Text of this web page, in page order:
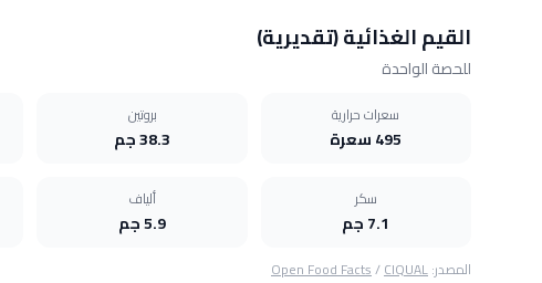
القيم الغذائية (تقديرية)
للحصة الواحدة
سعرات حرارية
495 سعرة
بروتين
38.3 جم
سكر
7.1 جم
ألياف
5.9 جم
المصدر: Open Food Facts/CIQUAL